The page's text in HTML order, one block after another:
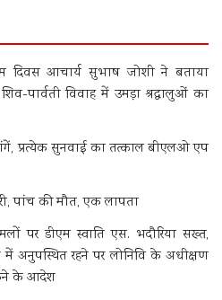
दिवस आचार्य सुभाष जोशी ने बताया
पार्वती विवाह में उमड़ा श्रद्धालुओं का
प्रत्येक सुनवाई का तत्काल बीएलओ एप
पांच की मौत, एक लापता
पर डीएम स्वाति एस. भदौरिया सख्त,
में अनुपस्थित रहने पर लोनिवि के अधीक्षण
के आदेश